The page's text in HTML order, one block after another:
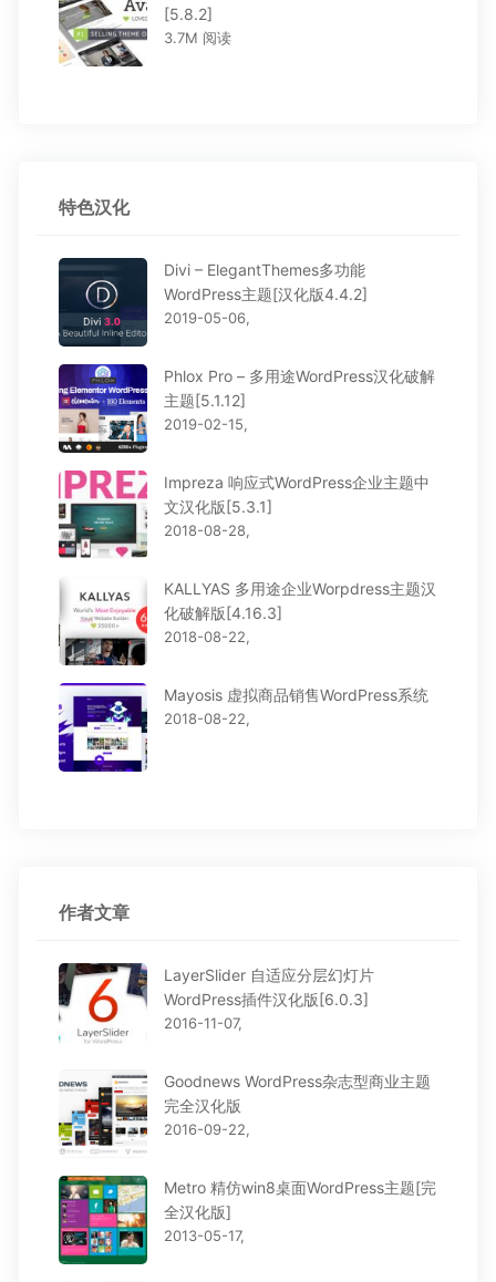
[5.8.2]
3.7M 阅读
特色汉化
Divi – ElegantThemes多功能
WordPress主题[汉化版4.4.2]
2019-05-06,
Phlox Pro – 多用途WordPress汉化破解
主题[5.1.12]
2019-02-15,
Impreza 响应式WordPress企业主题中
文汉化版[5.3.1]
2018-08-28,
KALLYAS 多用途企业Worpdress主题汉
化破解版[4.16.3]
2018-08-22,
Mayosis 虚拟商品销售WordPress系统
2018-08-22,
作者文章
LayerSlider 自适应分层幻灯片
WordPress插件汉化版[6.0.3]
2016-11-07,
Goodnews WordPress杂志型商业主题
完全汉化版
2016-09-22,
Metro 精仿win8桌面WordPress主题[完
全汉化版]
2013-05-17,